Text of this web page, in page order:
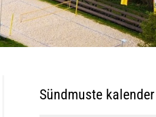
Sündmuste kalender